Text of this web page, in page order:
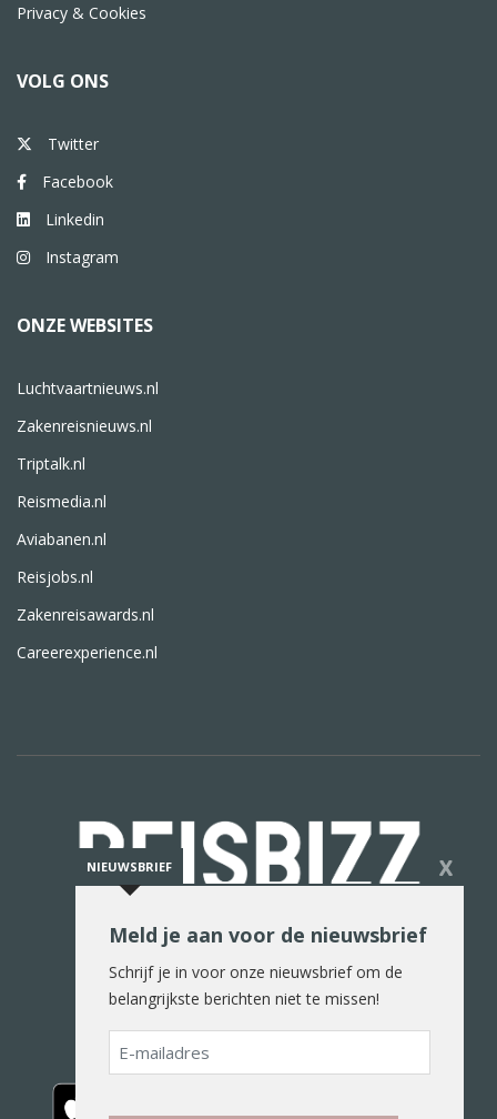
Privacy & Cookies
VOLG ONS
Twitter
Facebook
Linkedin
Instagram
ONZE WEBSITES
Luchtvaartnieuws.nl
Zakenreisnieuws.nl
Triptalk.nl
Reismedia.nl
Aviabanen.nl
Reisjobs.nl
Zakenreisawards.nl
Careerexperience.nl
De reiswereld in woord en beeld
NIEUWSBRIEF X
Meld je aan voor de nieuwsbrief
Schrijf je in voor onze nieuwsbrief om de
belangrijkste berichten niet te missen!
E-
mailadres